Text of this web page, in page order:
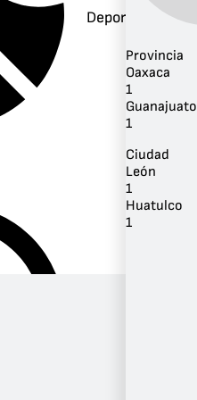
Deportes
Provincia
Oaxaca
1
Guanajuato
1
Ciudad
León
1
Huatulco
1